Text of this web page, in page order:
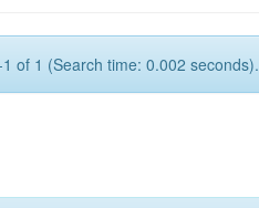
of 1 (Search time: 0.002 seconds).